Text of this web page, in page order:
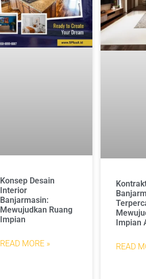
Konsep Desain
Interior
Banjarmasin:
Mewujudkan Ruang
Impian
READ MORE »
Impian
READ